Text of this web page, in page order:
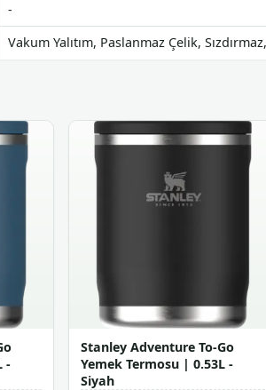
-
Vakum Yalıtım, Paslanmaz Çelik,
-
Stanley Adventure To-Go
Yemek Termosu | 0.53L -
Siyah